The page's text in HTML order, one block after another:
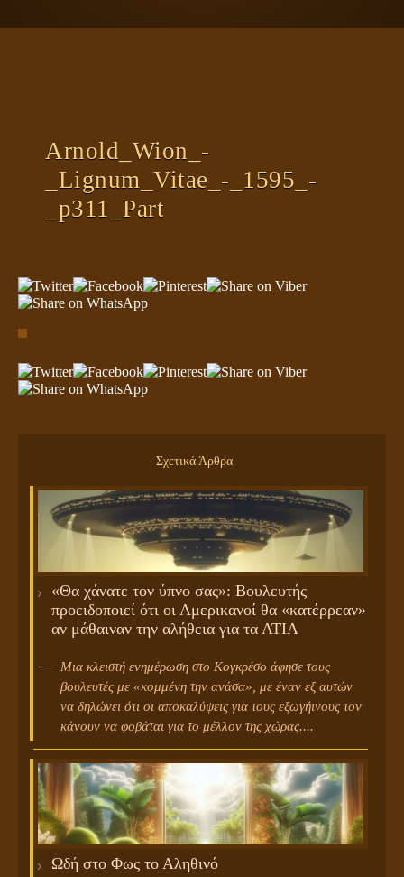
ΚΛΕΙΔΙΑ
Arnold_Wion_-
_Lignum_Vitae_-_1595_-
_p311_Part
Σχετικά Άρθρα
«Θα χάνατε τον ύπνο σας»: Βουλευτής
προειδοποιεί ότι οι Αμερικανοί θα «κατέρρεαν»
αν μάθαιναν την αλήθεια για τα ΑΤΙΑ
Μια κλειστή ενημέρωση στο Κογκρέσο άφησε τους
βουλευτές με «κομμένη την ανάσα», με έναν εξ αυτών
να δηλώνει ότι οι αποκαλύψεις για τους εξωγήινους τον
κάνουν να φοβάται για το μέλλον της χώρας....
Ωδή στο Φως το Αληθινό